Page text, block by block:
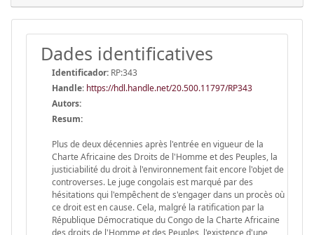
Dades identificatives
Identificador: RP:343
Handle: https://hdl.handle.net/20.500.11797/RP343
Autors:
Resum:
Plus de deux décennies après l'entrée en vigueur de la
Charte Africaine des Droits de l'Homme et des Peuples, la
justiciabilité du droit à l'environnement fait encore l'objet de
controverses. Le juge congolais est marqué par des
hésitations qui l'empêchent de s'engager dans un procès où
ce droit est en cause. Cela, malgré la ratification par la
République Démocratique du Congo de la Charte Africaine
des droits de l'Homme et des Peuples, l'existence d'une